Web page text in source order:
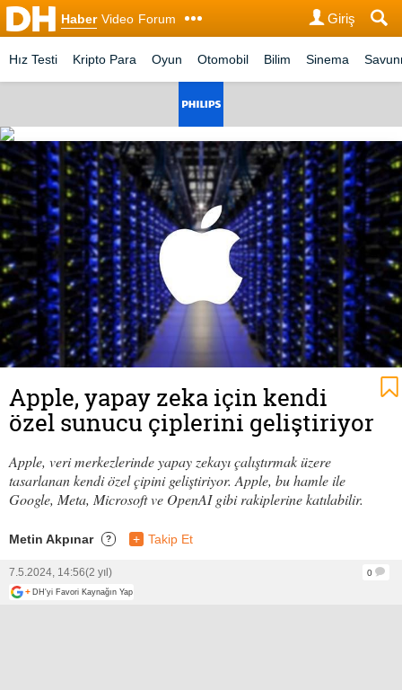
Haber Video Forum Giriş
Hız Testi Kripto Para Oyun Otomobil Bilim Sinema
Apple, yapay zeka için kendi
özel sunucu çiplerini geliştiriyor
Apple, veri merkezlerinde yapay zekayı çalıştırmak üzere
tasarlanan kendi özel çipini geliştiriyor. Apple, bu hamle ile
Google, Meta, Microsoft ve OpenAI gibi rakiplerine katılabilir.
Metin Akpınar ? + Takip Et
7.5.2024, 14:56(2 yıl)
0
+ DH'yi Favori Kaynağın Yap